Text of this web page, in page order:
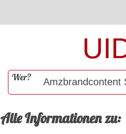
Wer?
Alle Informationen zu: